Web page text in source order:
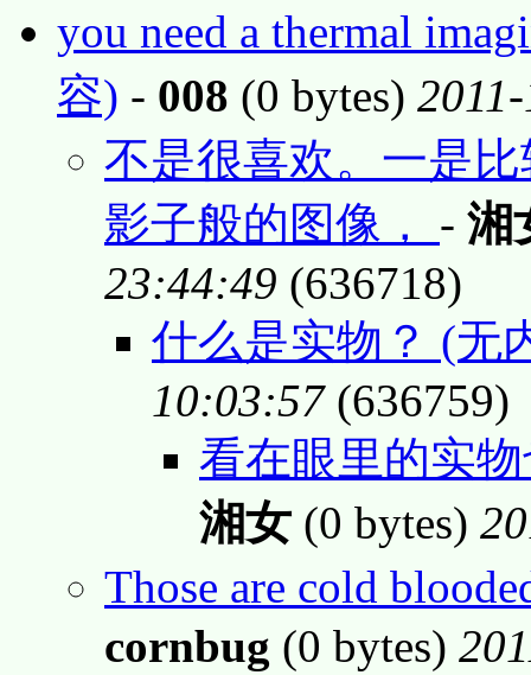
you need a thermal
容) - 008 (0 bytes)
不是很喜欢。一是
影子般的图像， - 湘
23:44:49 (636718)
什么是实物？ (无
10:03:57(636759)
看在眼里的实
湘女 (0 bytes)
Those are cold
cornbug (0 bytes)